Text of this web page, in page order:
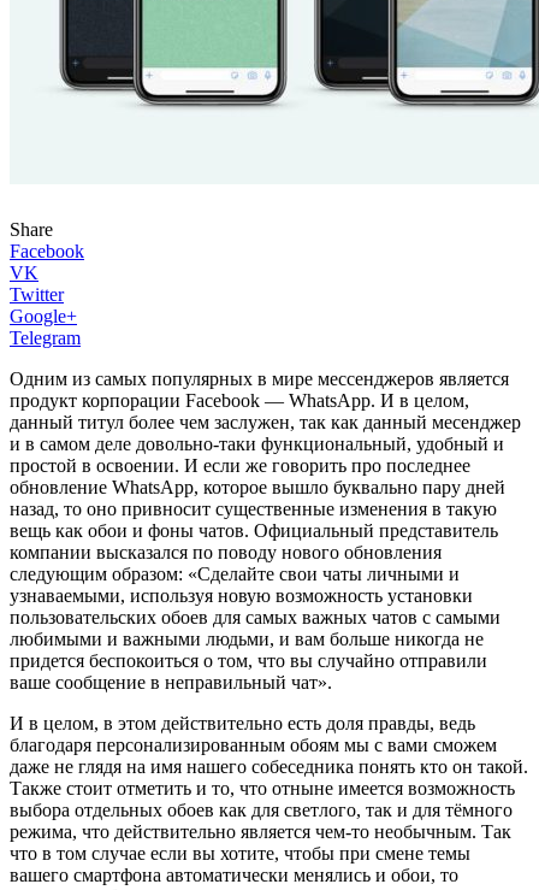
Share
Facebook
VK
Twitter
Google+
Telegram
Одним из самых популярных в мире мессенджеров является
продукт корпорации Facebook — WhatsApp. И в целом,
данный титул более чем заслужен, так как данный месенджер
и в самом деле довольно-таки функциональный, удобный и
простой в освоении. И если же говорить про последнее
обновление WhatsApp, которое вышло буквально пару дней
назад, то оно привносит существенные изменения в такую
вещь как обои и фоны чатов. Официальный представитель
компании высказался по поводу нового обновления
следующим образом: «Сделайте свои чаты личными и
узнаваемыми, используя новую возможность установки
пользовательских обоев для самых важных чатов с самыми
любимыми и важными людьми, и вам больше никогда не
придется беспокоиться о том, что вы случайно отправили
ваше сообщение в неправильный чат».
И в целом, в этом действительно есть доля правды, ведь
благодаря персонализированным обоям мы с вами сможем
даже не глядя на имя нашего собеседника понять кто он такой.
Также стоит отметить и то, что отныне имеется возможность
выбора отдельных обоев как для светлого, так и для тёмного
режима, что действительно является чем-то необычным. Так
что в том случае если вы хотите, чтобы при смене темы
вашего смартфона автоматически менялись и обои, то